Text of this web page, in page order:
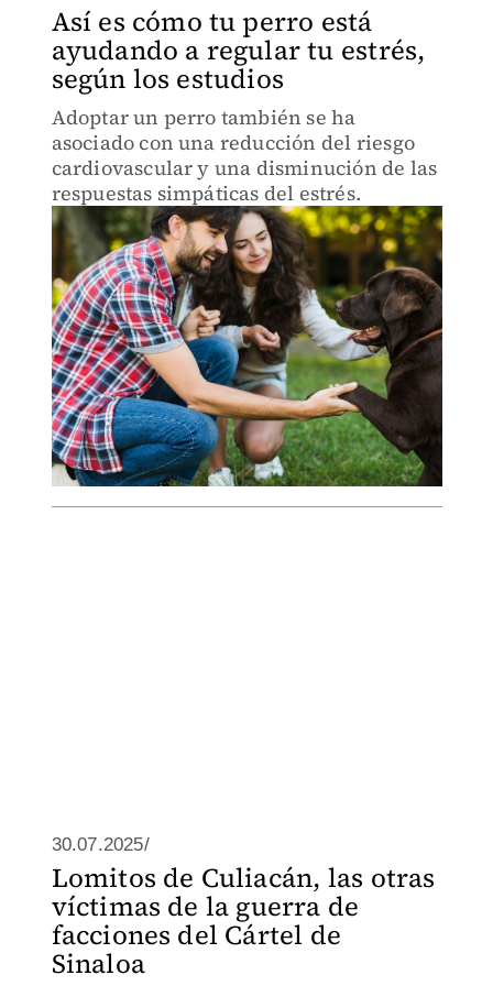
Así es cómo tu perro está
ayudando a regular tu estrés,
según los estudios
Adoptar un perro también se ha
asociado con una reducción del riesgo
cardiovascular y una disminución de las
respuestas simpáticas del estrés.
30.07.2025/
Lomitos de Culiacán, las otras
víctimas de la guerra de
facciones del Cártel de
Sinaloa